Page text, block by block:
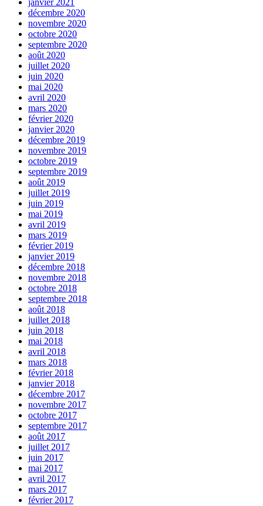
janvier 2021
décembre 2020
novembre 2020
octobre 2020
septembre 2020
août 2020
juillet 2020
juin 2020
mai 2020
avril 2020
mars 2020
février 2020
janvier 2020
décembre 2019
novembre 2019
octobre 2019
septembre 2019
août 2019
juillet 2019
juin 2019
mai 2019
avril 2019
mars 2019
février 2019
janvier 2019
décembre 2018
novembre 2018
octobre 2018
septembre 2018
août 2018
juillet 2018
juin 2018
mai 2018
avril 2018
mars 2018
février 2018
janvier 2018
décembre 2017
novembre 2017
octobre 2017
septembre 2017
août 2017
juillet 2017
juin 2017
mai 2017
avril 2017
mars 2017
février 2017